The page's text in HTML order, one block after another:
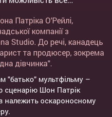
Патріка О’Рейлі,
компанії з
Studio. До речі, канадець
та продюсер, зокрема
дівчинка".
"батько" мультфільму –
сценарію Шон Патрік
належить оскароносному